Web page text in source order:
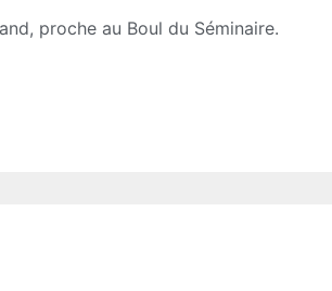
proche au Boul du Séminaire.